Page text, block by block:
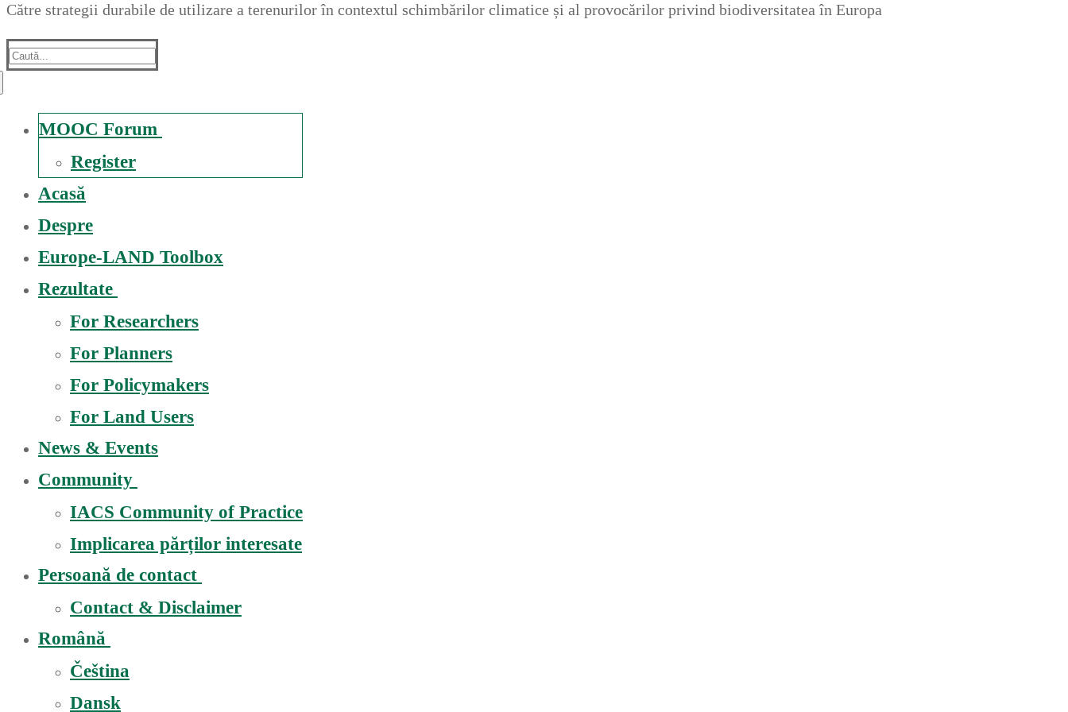
Către strategii durabile de utilizare a terenurilor în contextul schimbărilor climatice și al provocărilor privind biodiversitatea în Europa
Suche
MOOC Forum
Register
Acasă
Despre
Europe-LAND Toolbox
Rezultate
For Researchers
For Planners
For Policymakers
For Land Users
News & Events
Community
IACS Community of Practice
Implicarea părților interesate
Persoană de contact
Contact & Disclaimer
Română
Čeština
Dansk